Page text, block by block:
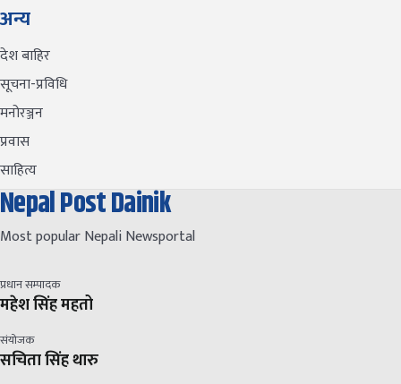
अन्य
देश बाहिर
सूचना-प्रविधि
मनोरञ्जन
प्रवास
साहित्य
Nepal Post Dainik
Most popular Nepali Newsportal
प्रधान सम्पादक
महेश सिंह महतो
संयोजक
सचिता सिंह थारु